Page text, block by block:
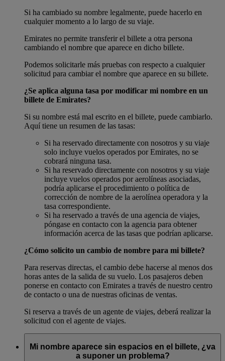
Si ha cambiado su nombre legalmente, puede hacerlo en
cualquier momento a lo largo de su viaje.
Emirates no permite transferir el billete a otra persona
cambiando el nombre que aparece en dicho billete.
Podemos solicitarle más pruebas con respecto a cualquier
solicitud para cambiar el nombre que aparece en su billete.
¿Se aplica alguna tasa por modificar mi nombre en un
billete de Emirates?
Si su nombre está mal escrito en el billete, puede cambiarlo.
Aquí tiene un resumen de las tasas:
Si ha reservado directamente con nosotros y su viaje
solo incluye vuelos operados por Emirates, no se
cobrará ninguna tasa.
Si ha reservado directamente con nosotros y su viaje
incluye vuelos operados por aerolíneas asociadas,
podría aplicarse el procedimiento o política de
corrección de nombre de la aerolínea operadora y la
tasa correspondiente.
Si ha reservado a través de una agencia de viajes,
póngase en contacto con la agencia para obtener
información acerca de las tasas que podrían aplicarse.
¿Cómo solicito un cambio de nombre para mi billete?
Para reservas directas, el cambio debe hacerse al menos dos
horas antes de la salida de su vuelo. Los pasajeros deben
ponerse en contacto con Emirates a través de nuestro centro
de contacto o una de nuestras oficinas de ventas.
Si reserva a través de un agente de viajes, deberá realizar la
solicitud con el agente de viajes.
Mi nombre aparece sin espacios en el billete, ¿va
a suponer un problema?